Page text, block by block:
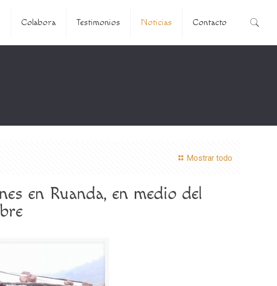
Colabora Testimonios Noticias Contacto
Mostrar todo
en Ruanda, en medio del